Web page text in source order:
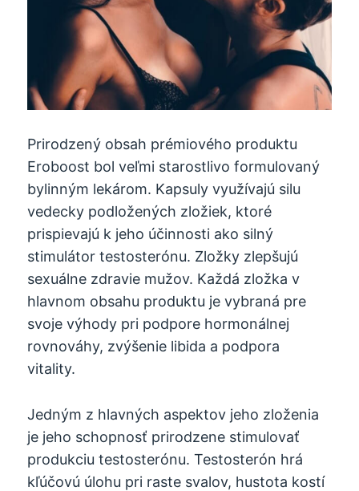
Prirodzený obsah prémiového produktu
Eroboost bol veľmi starostlivo formulovaný
bylinným lekárom. Kapsuly využívajú silu
vedecky podložených zložiek, ktoré
prispievajú k jeho účinnosti ako silný
stimulátor testosterónu. Zložky zlepšujú
sexuálne zdravie mužov. Každá zložka v
hlavnom obsahu produktu je vybraná pre
svoje výhody pri podpore hormonálnej
rovnováhy, zvýšenie libida a podpora
vitality.
Jedným z hlavných aspektov jeho zloženia
je jeho schopnosť prirodzene stimulovať
produkciu testosterónu. Testosterón hrá
kľúčovú úlohu pri raste svalov, hustota kostí